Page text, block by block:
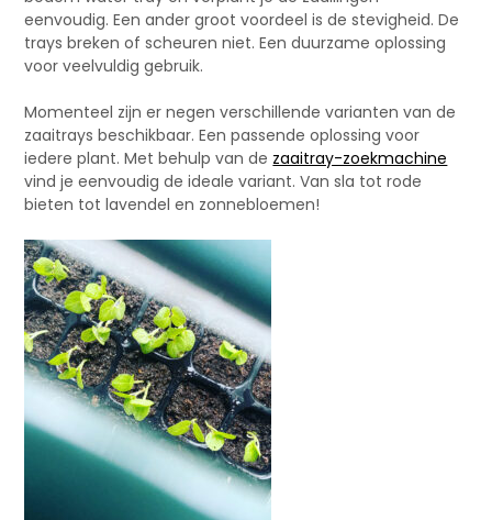
eenvoudig. Een ander groot voordeel is de stevigheid. De
trays breken of scheuren niet. Een duurzame oplossing
voor veelvuldig gebruik.
Momenteel zijn er negen verschillende varianten van de
zaaitrays beschikbaar. Een passende oplossing voor
iedere plant. Met behulp van de zaaitray-zoekmachine
vind je eenvoudig de ideale variant. Van sla tot rode
bieten tot lavendel en zonnebloemen!